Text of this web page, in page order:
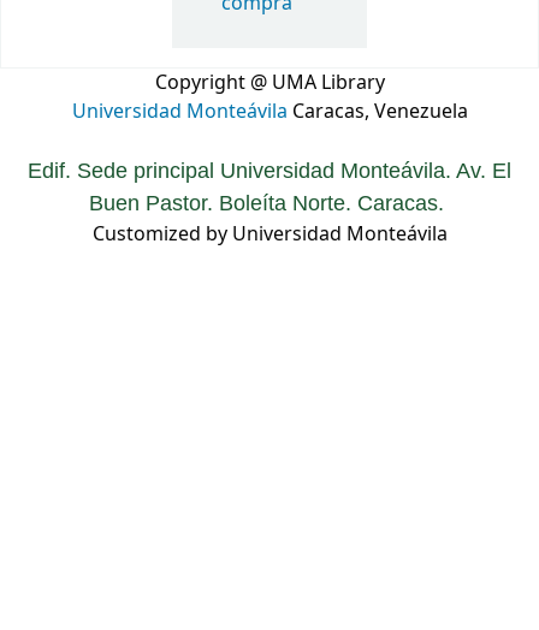
Copyright @ UMA Library
Universidad Monteávila Caracas, Venezuela
Edif. Sede principal Universidad Monteávila. Av. El
Buen Pastor. Boleíta Norte. Caracas.
Customized by Universidad Monteávila